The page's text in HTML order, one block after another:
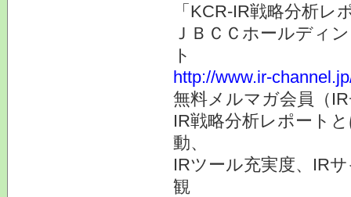
「KCR-IR戦略分析レ
ＪＢＣＣホールディ
ト
http://www.ir-
無料メルマガ会員（
IR戦略分析レポート
動、
IRツール充実度、IR
観